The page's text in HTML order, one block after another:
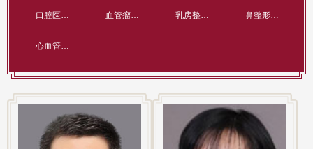
口腔医学美容中心 血管瘤与脉管畸形整形科 乳房整形科 鼻整形再造科
心血管内科